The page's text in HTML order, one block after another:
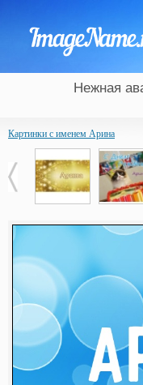
Нежная
Картинки с именем Арина